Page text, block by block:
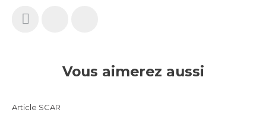
Vous aimerez aussi
Article SCAR